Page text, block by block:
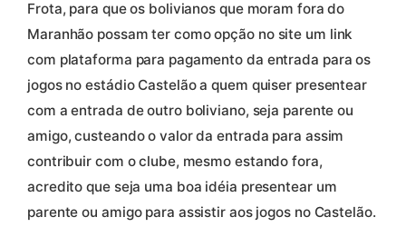
Frota, para que os bolivianos que moram fora do
Maranhão possam ter como opção no site um link
com plataforma para pagamento da entrada para os
jogos no estádio Castelão a quem quiser presentear
com a entrada de outro boliviano, seja parente ou
amigo, custeando o valor da entrada para assim
contribuir com o clube, mesmo estando fora,
acredito que seja uma boa idéia presentear um
parente ou amigo para assistir aos jogos no Castelão.